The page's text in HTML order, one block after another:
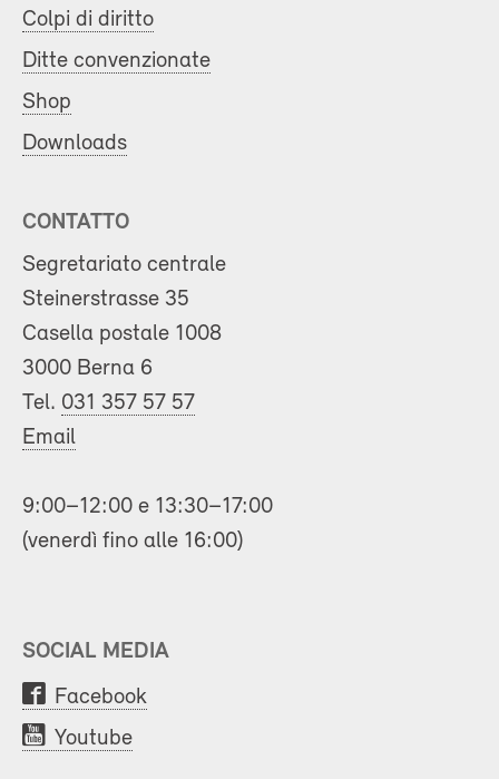
Colpi di diritto
Ditte convenzionate
Shop
Downloads
CONTATTO
Segretariato centrale
Steinerstrasse 35
Casella postale 1008
3000 Berna 6
Tel. 031 357 57 57
Email
9:00–12:00 e 13:30–17:00
(venerdì fino alle 16:00)
SOCIAL MEDIA
Facebook
Youtube